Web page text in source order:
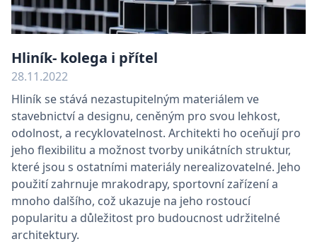
Hliník- kolega i přítel
28.11.2022
Hliník se stává nezastupitelným materiálem ve
stavebnictví a designu, ceněným pro svou lehkost,
odolnost, a recyklovatelnost. Architekti ho oceňují pro
jeho flexibilitu a možnost tvorby unikátních struktur,
které jsou s ostatními materiály nerealizovatelné. Jeho
použití zahrnuje mrakodrapy, sportovní zařízení a
mnoho dalšího, což ukazuje na jeho rostoucí
popularitu a důležitost pro budoucnost udržitelné
architektury.